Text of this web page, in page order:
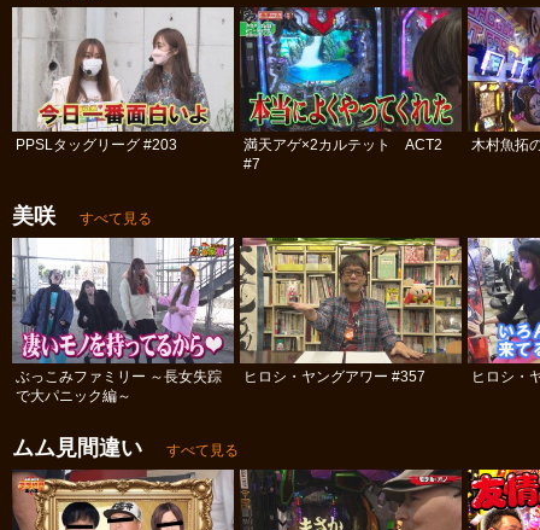
PPSLタッグリーグ #203
満天アゲ×2カルテット ACT2
#7
木村魚拓
美咲 すべて見る
ぶっこみファミリー ～長女失踪
で大パニック編～
ヒロシ・ヤングアワー #357 ヒロシ・
ムム見間違い すべて見る